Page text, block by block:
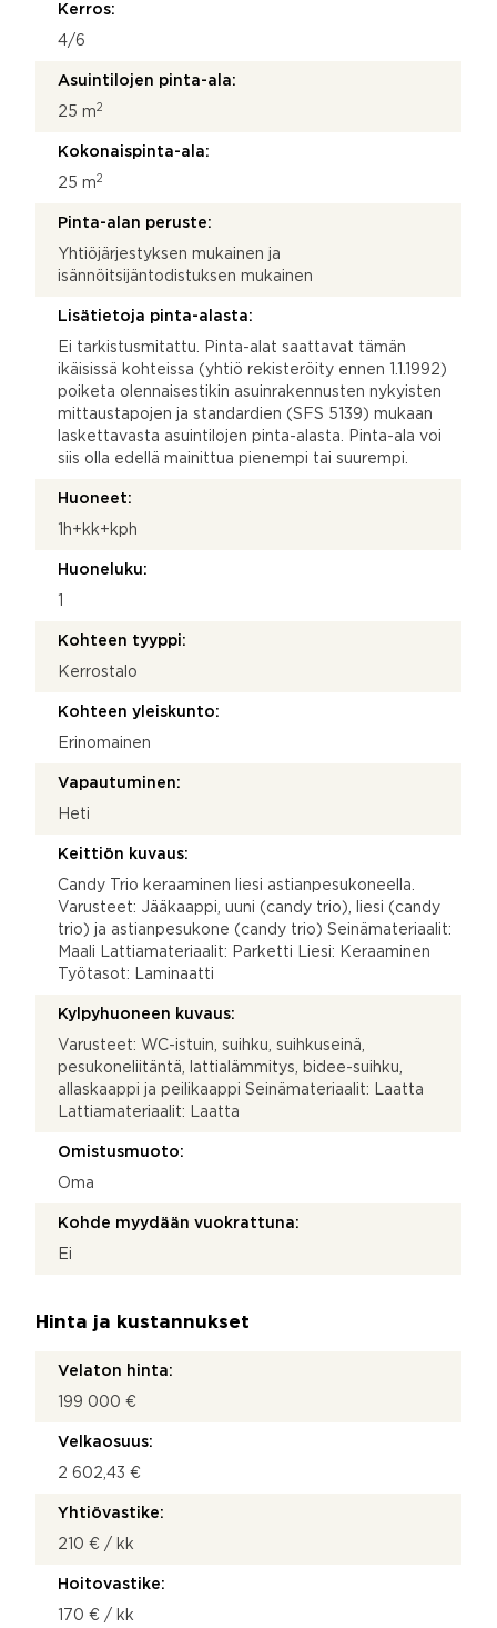
Kerros:
4/6
Asuintilojen pinta-ala:
25 m2
Kokonaispinta-ala:
25 m2
Pinta-alan peruste:
Yhtiöjärjestyksen mukainen ja
isännöitsijäntodistuksen mukainen
Lisätietoja pinta-alasta:
Ei tarkistusmitattu. Pinta-alat saattavat tämän
ikäisissä kohteissa (yhtiö rekisteröity ennen 1.1.1992)
poiketa olennaisestikin asuinrakennusten nykyisten
mittaustapojen ja standardien (SFS 5139) mukaan
laskettavasta asuintilojen pinta-alasta. Pinta-ala voi
siis olla edellä mainittua pienempi tai suurempi.
Huoneet:
1h+kk+kph
Huoneluku:
Kohteen tyyppi:
Kerrostalo
Kohteen yleiskunto:
Erinomainen
Vapautuminen:
Heti
Keittiön kuvaus:
Candy Trio keraaminen liesi astianpesukoneella.
Varusteet: Jääkaappi, uuni (candy trio), liesi (candy
trio) ja astianpesukone (candy trio) Seinämateriaalit:
Maali Lattiamateriaalit: Parketti Liesi: Keraaminen
Työtasot: Laminaatti
Kylpyhuoneen kuvaus:
Varusteet: WC-istuin, suihku, suihkuseinä,
pesukoneliitäntä, lattialämmitys, bidee-suihku,
allaskaappi ja peilikaappi Seinämateriaalit: Laatta
Lattiamateriaalit: Laatta
Omistusmuoto:
Oma
Kohde myydään vuokrattuna:
Ei
Hinta ja kustannukset
Velaton hinta:
199 000 €
Velkaosuus:
2 602,43 €
Yhtiövastike:
210 € / kk
Hoitovastike:
170 € / kk